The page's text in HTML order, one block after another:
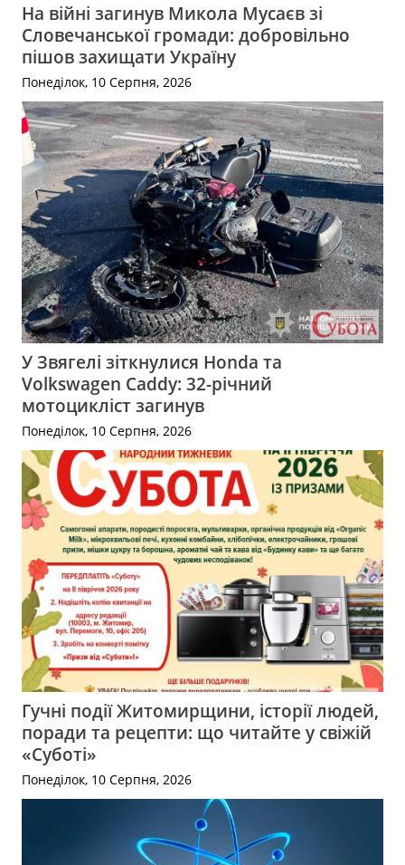
На війні загинув Микола Мусаєв зі
Словечанської громади: добровільно
пішов захищати Україну
Понеділок, 10 Серпня, 2026
У Звягелі зіткнулися Honda та
Volkswagen Caddy: 32-річний
мотоцикліст загинув
Понеділок, 10 Серпня, 2026
Гучні події Житомирщини, історії людей,
поради та рецепти: що читайте у свіжій
«Суботі»
Понеділок, 10 Серпня, 2026